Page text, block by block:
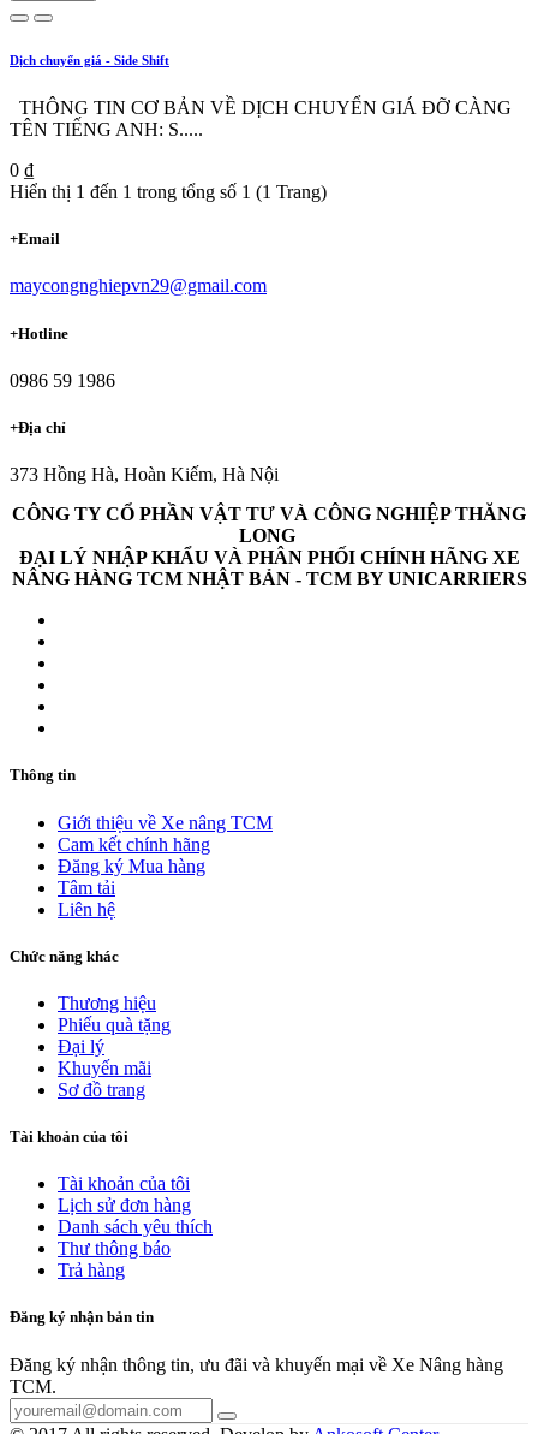
Dịch chuyển giá - Side Shift
THÔNG TIN CƠ BẢN VỀ DỊCH CHUYỂN GIÁ ĐỠ CÀNG
TÊN TIẾNG ANH: S.....
0 ₫
Hiển thị 1 đến 1 trong tổng số 1 (1 Trang)
+Email
maycongnghiepvn29@gmail.com
+Hotline
0986 59 1986
+Địa chỉ
373 Hồng Hà, Hoàn Kiếm, Hà Nội
CÔNG TY CỔ PHẦN VẬT TƯ VÀ CÔNG NGHIỆP THĂNG
LONG
ĐẠI LÝ NHẬP KHẨU VÀ PHÂN PHỐI CHÍNH HÃNG XE
NÂNG HÀNG TCM NHẬT BẢN - TCM BY UNICARRIERS
Thông tin
Giới thiệu về Xe nâng TCM
Cam kết chính hãng
Đăng ký Mua hàng
Tâm tải
Liên hệ
Chức năng khác
Thương hiệu
Phiếu quà tặng
Đại lý
Khuyến mãi
Sơ đồ trang
Tài khoản của tôi
Tài khoản của tôi
Lịch sử đơn hàng
Danh sách yêu thích
Thư thông báo
Trả hàng
Đăng ký nhận bản tin
Đăng ký nhận thông tin, ưu đãi và khuyến mại về Xe Nâng hàng
TCM.